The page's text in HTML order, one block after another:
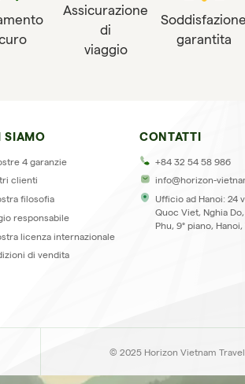
Assicurazione
di
viaggio
Soddisfazione
garantita
SIAMO
4 garanzie
clienti
filosofia
responsabile
licenza internazionale
di vendita
CONTATTI
+84 32 54 58 986
info@horizon-
Ufficio ad Hanoi: 24
Quoc Viet, Nghia
Phu, 9° piano,
© 2025 Horizon Vietnam Travel